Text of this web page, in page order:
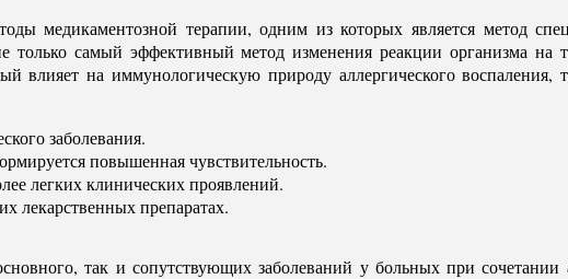
медикаментозной терапии, одним из которых является метод
самый эффективный метод изменения реакции организма на
на иммунологическую природу аллергического воспаления,
заболевания.
повышенная чувствительность.
легких клинических проявлений.
лекарственных препаратах.
так и сопутствующих заболеваний у больных при